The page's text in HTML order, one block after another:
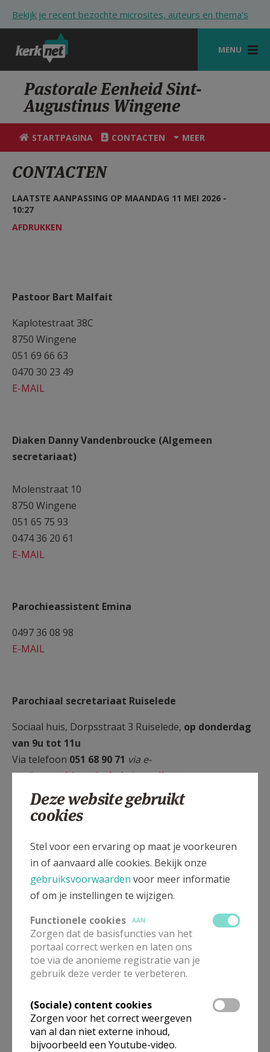
Bekijk je recent bezochte microsites, auteurs en thema's
MENU
STARTPAGINA
KERK
VIERINGEN
HULP
STARTPAGINA PORTAAL
Pastorale Eenheid Sint-
Augustinus Wingene
STARTPAGINA CONTACTEN MEER
CONTACTEN
LAATSTE AANPASSING OP MAANDAG 11 MEI 2026 -
10:27
AFDRUKKEN
Pastoor Bart Malfait
Kaplotestraat 38C
8750 Wingene
051 69 66 63
0470 30 23 49
E-MAIL
Diaken Danny Vandenbroucke (Algemeen
secretariaat)
Molenstraat 10
8750 Wingene
051 65 75 93
0474 36 20 61
E-MAIL
Parochieassistent Emina
0497 36 08 98
E-MAIL
Parochiaal secretariaat Ruiselede
Sociaal huis, Dorpsstraat 3 Ruiselede, op donderdag
van 9u tot 11u
Via telefoon 051 68 90 71 via e-
mail:parochiesruiselede@gmail.com
Katrien Meuninck en André schepens zijn aanwezig
Vrijwilliger in onze parochiegemeenschap
Met veel plezier ontvangen we graag je gewaardeerde
hulp als misdienaar, koorlid, lector, bloemschikker,
klusjeshulp, redacteur van het parochieblad,
doopcatechist, vormselcatechist, lid werkgroep
Welzijnszorg en Broederlijk Delen,...
in Wingene of Ruiselede
Deze website gebruikt
cookies
Stel voor een ervaring op maat je voorkeuren
in of aanvaard alle cookies. Bekijk onze
gebruiksvoorwaarden voor meer informatie
of om je instellingen te wijzigen.
Functionele cookies
AAN
Zorgen dat de basisfuncties van het
portaal correct werken en laten ons
toe via de anonieme registratie van je
gebruik deze verder te verbeteren.
(Sociale) content cookies
Zorgen voor het correct weergeven
van al dan niet externe inhoud,
bijvoorbeeld een Youtube-video.